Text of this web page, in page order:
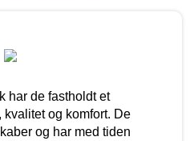
har de fastholdt et
og komfort. De
og har med tiden